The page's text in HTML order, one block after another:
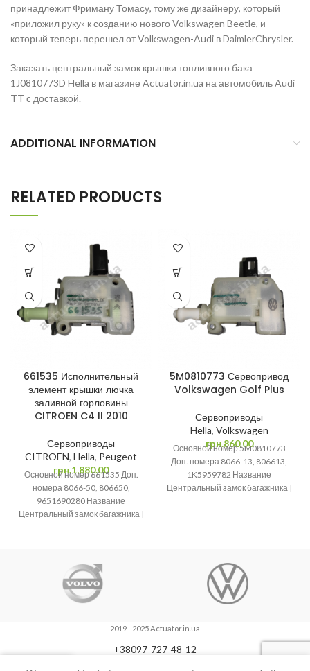
принадлежит Фриману Томасу, тому же дизайнеру, который
«приложил руку» к созданию нового Volkswagen Beetle, и
который теперь перешел от Volkswagen-Audi в DaimlerChrysler.
Заказать центральный замок крышки топливного бака
1J0810773D Hella в магазине Actuator.in.ua на автомобиль Audi
TT с доставкой.
ADDITIONAL INFORMATION
RELATED PRODUCTS
661535 Исполнительный
элемент крышки лючка
заливной горловины
CITROEN C4 II 2010
Сервоприводы
CITROEN, Hella, Peugeot
грн.1,880.00
Основной номер 661535 Доп.
номера 8066-50, 806650,
9651690280 Название
Центральный замок багажника |
5M0810773 Сервопривод
Volkswagen Golf Plus
Сервоприводы
Hella, Volkswagen
грн.860.00
Основной номер 5M0810773
Доп. номера 8066-13, 806613,
1K5959782 Название
Центральный замок багажника |
2019 - 2025 Actuator.in.ua
+38097-727-48-12